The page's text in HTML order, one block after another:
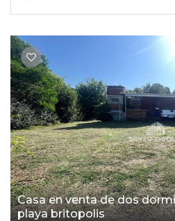
Casa en venta de dos
playa britopolis